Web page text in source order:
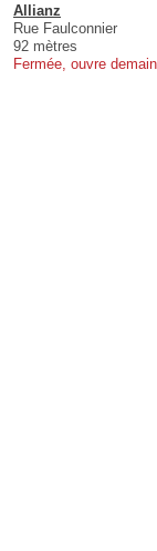
Allianz
Rue Faulconnier
92 mètres
Fermée, ouvre